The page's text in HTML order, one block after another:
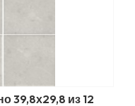
39,8х29,8 из 12